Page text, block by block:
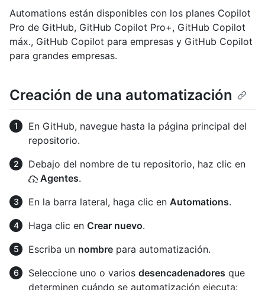
Automations están disponibles con los planes Copilot
Pro de GitHub, GitHub Copilot Pro+, GitHub Copilot
máx., GitHub Copilot para empresas y GitHub Copilot
para grandes empresas.
Creación de una automatización
En GitHub, navegue hasta la página principal del
repositorio.
Debajo del nombre de tu repositorio, haz clic en
Agentes.
En la barra lateral, haga clic en Automations.
Haga clic en Crear nuevo.
Escriba un nombre para automatización.
Seleccione uno o varios desencadenadores que
determinen cuándo se automatización ejecuta: